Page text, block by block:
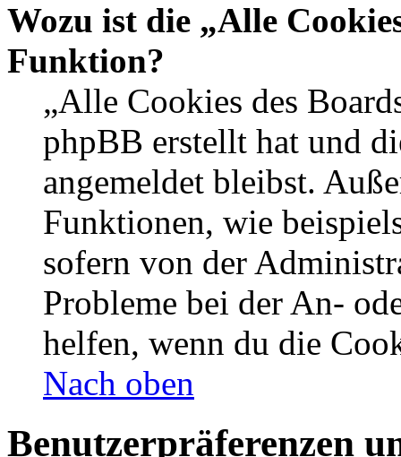
Wozu ist die „Alle
Funktion?
„Alle Cookies des
phpBB erstellt hat und
angemeldet bleibst.
Funktionen, wie
sofern von der
Probleme bei der An-
helfen, wenn du die
Nach oben
Benutzerpräferenzen